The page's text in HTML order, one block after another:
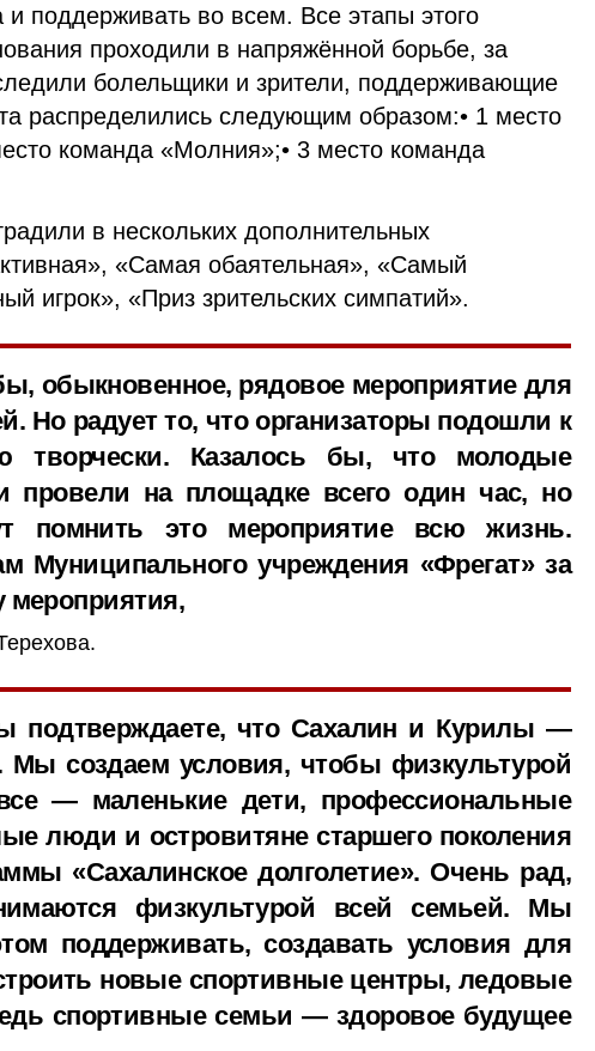
и поддерживать во всем. Все этапы этого
проходили в напряжённой борьбе, за
болельщики и зрители, поддерживающие
распределились следующим образом:• 1 место
команда «Молния»;• 3 место команда
в нескольких дополнительных
«Самая обаятельная», «Самый
игрок», «Приз зрительских симпатий».
обыкновенное, рядовое мероприятие для
Но радует то, что организаторы подошли к
творчески. Казалось бы, что молодые
провели на площадке всего один час, но
помнить это мероприятие всю жизнь.
Муниципального учреждения «Фрегат» за
мероприятия,
подтверждаете, что Сахалин и Курилы —
Мы создаем условия, чтобы физкультурой
— маленькие дети, профессиональные
люди и островитяне старшего поколения
«Сахалинское долголетие». Очень рад,
физкультурой всей семьей. Мы
поддерживать, создавать условия для
новые спортивные центры, ледовые
спортивные семьи — здоровое будущее